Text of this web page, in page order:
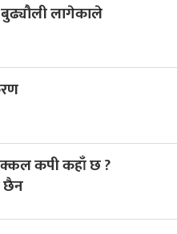
बुढ्यौली लागेकाले
कपी कहाँ छ ?
छैन